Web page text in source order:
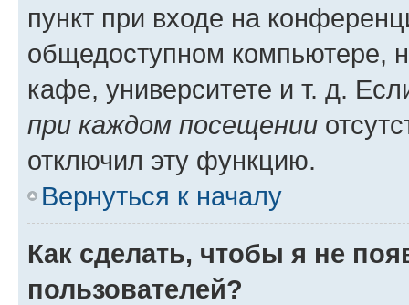
пункт при входе на
общедоступном компьютере,
кафе, университете и т. д.
при каждом посещении
отключил эту функцию.
Вернуться к началу
Как сделать, чтобы я не
пользователей?